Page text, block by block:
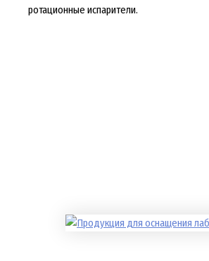
ротационные испарители.